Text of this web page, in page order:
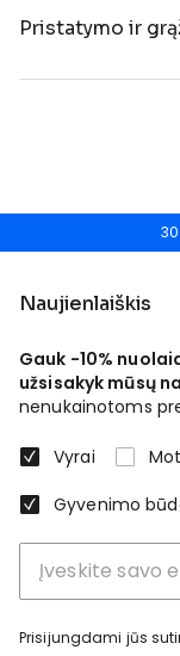
Pristatymo ir
Naujienlaiškis
Gauk -10%
užsisakyk mūsų
nenukainotoms
Vyrai
Gyvenimo
Prisijungdami jūs